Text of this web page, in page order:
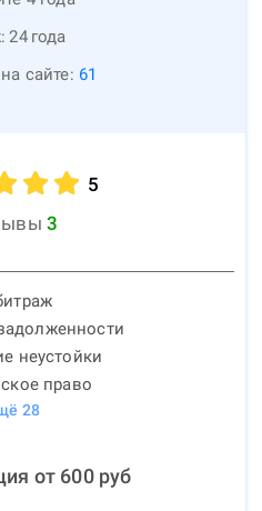
24 года
сайте: 61
5
3
неустойки
право
28
от 600руб